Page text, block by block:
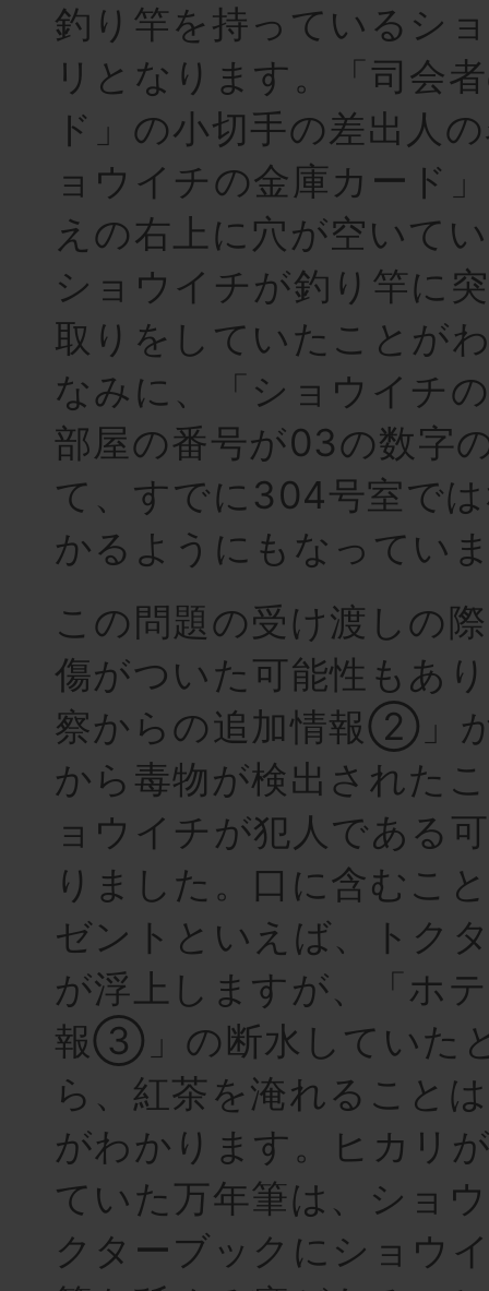
釣り竿を持っているシ
リとなります。「司会
ド」の小切手の差出人
ョウイチの金庫カード
えの右上に穴が空いて
ショウイチが釣り竿に
取りをしていたことが
なみに、「ショウイチ
部屋の番号が03の数字
て、すでに304号室で
かるようにもなってい
この問題の受け渡しの
傷がついた可能性もあ
察からの追加情報②」
から毒物が検出された
ョウイチが犯人である
りました。口に含むこ
ゼントといえば、トク
が浮上しますが、「ホ
報③」の断水していた
ら、紅茶を淹れること
がわかります。ヒカリ
ていた万年筆は、ショ
クターブックにショウ